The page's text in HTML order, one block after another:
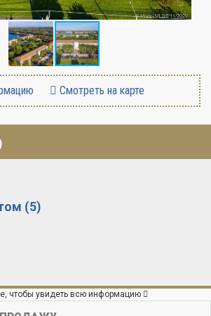
Смотреть на карте
(5)
чтобы увидеть всю информацию